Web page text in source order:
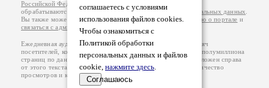
соглашаетесь с условиями
использования файлов cookies.
Чтобы ознакомиться с
Политикой обработки
персональных данных и файлов
cookie, нажмите здесь.
Соглашаюсь
Российской Федерации
обрабатываются на основанииПолитики обработки персональных данных
Вы также можете посмотреть более подробнуюинформацию о портале и
связаться с администрацией
Ежедневная аудитория портала Проза.ру – порядка 100 тысяч
посетителей, которые в общей сумме просматривают более полумиллиона
страниц по данным счетчика посещаемости, который расположен справа
от этого текста. В каждой графе указано по две цифры: количество
просмотров и количество посетителей.